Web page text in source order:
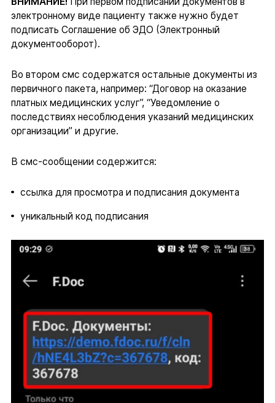
электронному виде пациенту также нужно будет
подписать Соглашение об ЭДО (Электронный
документооборот).
Во втором смс содержатся остальные документы из
первичного пакета, например: “Договор на оказание
платных медицинских услуг”, “Уведомление о
последствиях несоблюдения указаний медицинских
организации” и другие.
В смс-сообщении содержится:
ссылка для просмотра и подписания документа
уникальный код подписания